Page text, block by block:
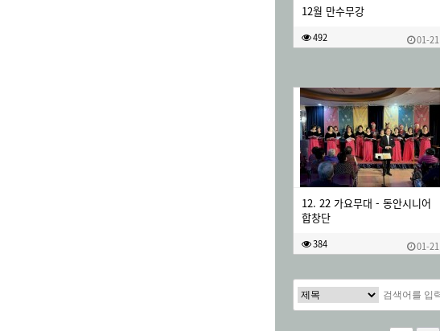
12월 만수무강
492 01-21
12. 22 가요무대 - 동안시니어
합창단
384 01-21